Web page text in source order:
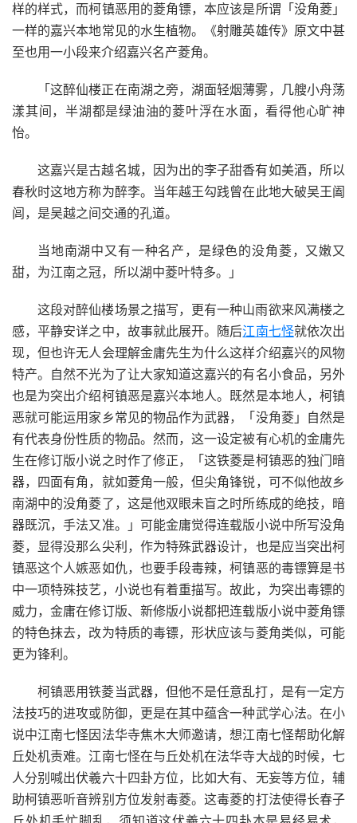
样的样式，而柯镇恶用的菱角镖，本应该是所谓「没角菱」
一样的嘉兴本地常见的水生植物。《射雕英雄传》原文中甚
至也用一小段来介绍嘉兴名产菱角。
「这醉仙楼正在南湖之旁，湖面轻烟薄雾，几艘小舟荡
漾其间，半湖都是绿油油的菱叶浮在水面，看得他心旷神
怡。
这嘉兴是古越名城，因为出的李子甜香有如美酒，所以
春秋时这地方称为醉李。当年越王勾践曾在此地大破吴王阖
闾，是吴越之间交通的孔道。
当地南湖中又有一种名产，是绿色的没角菱，又嫩又
甜，为江南之冠，所以湖中菱叶特多。」
这段对醉仙楼场景之描写，更有一种山雨欲来风满楼之
感，平静安详之中，故事就此展开。随后江南七怪就依次出
现，但也许无人会理解金庸先生为什么这样介绍嘉兴的风物
特产。自然不光为了让大家知道这嘉兴的有名小食品，另外
也是为突出介绍柯镇恶是嘉兴本地人。既然是本地人，柯镇
恶就可能运用家乡常见的物品作为武器，「没角菱」自然是
有代表身份性质的物品。然而，这一设定被有心机的金庸先
生在修订版小说之时作了修正，「这铁菱是柯镇恶的独门暗
器，四面有角，就如菱角一般，但尖角锋锐，可不似他故乡
南湖中的没角菱了，这是他双眼未盲之时所练成的绝技，暗
器既沉，手法又准。」可能金庸觉得连载版小说中所写没角
菱，显得没那么尖利，作为特殊武器设计，也是应当突出柯
镇恶这个人嫉恶如仇，也要手段毒辣，柯镇恶的毒镖算是书
中一项特殊技艺，小说也有着重描写。故此，为突出毒镖的
威力，金庸在修订版、新修版小说都把连载版小说中菱角镖
的特色抹去，改为特质的毒镖，形状应该与菱角类似，可能
更为锋利。
柯镇恶用铁菱当武器，但他不是任意乱打，是有一定方
法技巧的进攻或防御，更是在其中蕴含一种武学心法。在小
说中江南七怪因法华寺焦木大师邀请，想江南七怪帮助化解
丘处机责难。江南七怪在与丘处机在法华寺大战的时候，七
人分别喊出伏羲六十四卦方位，比如大有、无妄等方位，辅
助柯镇恶听音辨别方位发射毒菱。这毒菱的打法使得长春子